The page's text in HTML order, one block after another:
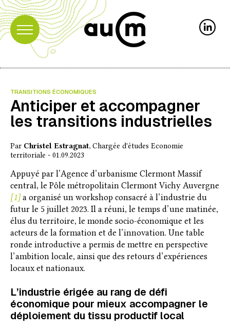
TRANSITIONS ÉCONOMIQUES
Anticiper et accompagner
les transitions industrielles
Par Christel Estragnat, Chargée d'études Economie
territoriale - 01.09.2023
Appuyé par l’Agence d’urbanisme Clermont Massif
central, le Pôle métropolitain Clermont Vichy Auvergne
[1]a organisé un workshop consacré à l’industrie du
futur le 5 juillet 2023. Il a réuni, le temps d’une matinée,
élus du territoire, le monde socio-économique et les
acteurs de la formation et de l’innovation. Une table
ronde introductive a permis de mettre en perspective
l’ambition locale, ainsi que des retours d’expériences
locaux et nationaux.
L’industrie érigée au rang de défi
économique pour mieux accompagner le
déploiement du tissu productif local